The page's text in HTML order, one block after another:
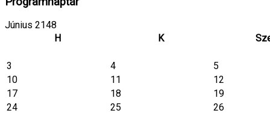
Június 2148
H
K
3 4
5
10
11
12
17
18
19
24
25 26